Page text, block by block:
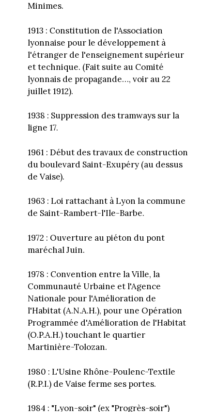
Minimes.
1913 : Constitution de l'Association
lyonnaise pour le développement à
l'étranger de l'enseignement supérieur
et technique. (Fait suite au Comité
lyonnais de propagande…, voir au 22
juillet 1912).
1938 : Suppression des tramways sur la
ligne 17.
1961 : Début des travaux de construction
du boulevard Saint-Exupéry (au dessus
de Vaise).
1963 : Loi rattachant à Lyon la commune
de Saint-Rambert-l'Ile-Barbe.
1972 : Ouverture au piéton du pont
maréchal Juin.
1978 : Convention entre la Ville, la
Communauté Urbaine et l'Agence
Nationale pour l'Amélioration de
l'Habitat (A.N.A.H.), pour une Opération
Programmée d'Amélioration de l'Habitat
(O.P.A.H.) touchant le quartier
Martinière-Tolozan.
1980 : L'Usine Rhône-Poulenc-Textile
(R.P.I.) de Vaise ferme ses portes.
1984 : "Lyon-soir" (ex "Progrès-soir")